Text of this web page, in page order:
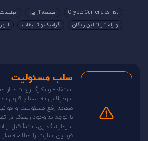
Crypto Currencies list صفحه آرایی
تبلیغات
ویراستار آنلاین رایگان
گرافیک و تبلیغات
سلب مسئولیت
استفاده و بکارگیری شما
سودپلاس به معنای قبول
صفحه رفع مسئولیت و
با توجه به وجود ریسک در
سرمایه گذاری، حتماً قبل از
قوانین سایت را مطالعه